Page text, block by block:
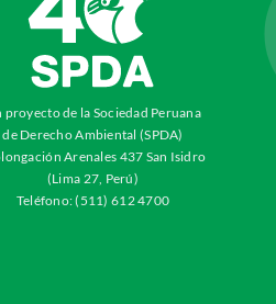
proyecto de la Sociedad Peruana
de Derecho Ambiental (SPDA)
Arenales 437 San Isidro
(Lima 27, Perú)
Teléfono: (511) 612 4700